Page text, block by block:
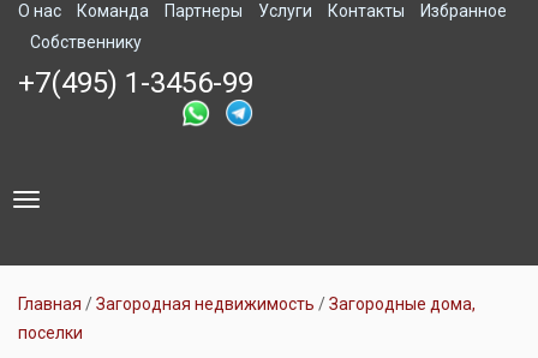
О нас Команда Партнеры Услуги Контакты
Избранное
Собственнику
+7(495) 1-3456-99
Toggle
Главная Загородная недвижимость
Загородные дома,
поселки